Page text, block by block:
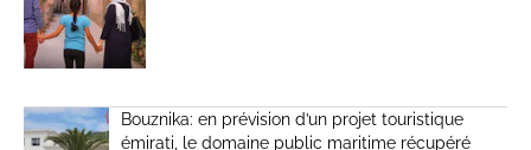
Bouznika: en prévision d’un projet touristique
émirati, le domaine public maritime récupéré